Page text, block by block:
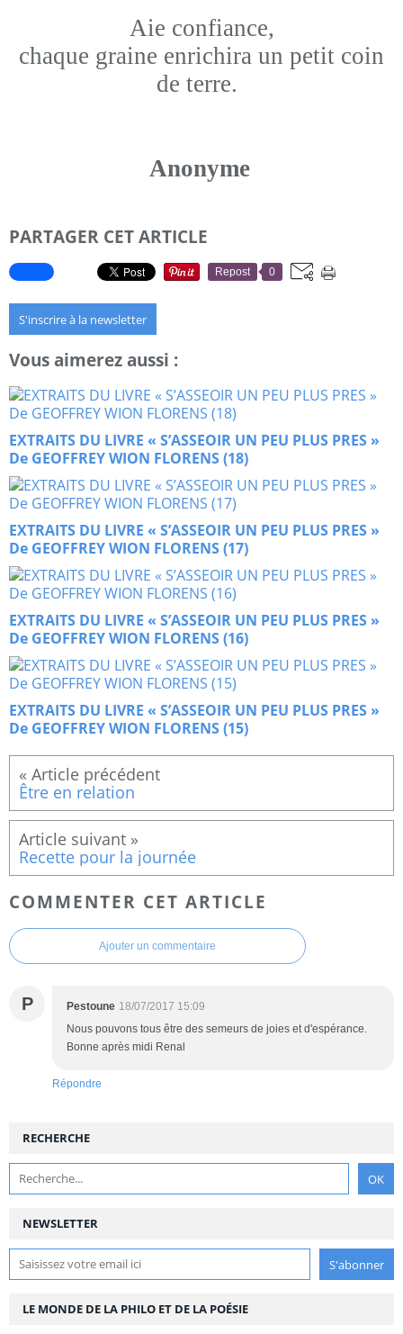
Aie confiance,
chaque graine enrichira un petit coin
de terre.
Anonyme
PARTAGER CET ARTICLE
Repost 0
S'inscrire à la newsletter
Vous aimerez aussi :
EXTRAITS DU LIVRE « S’ASSEOIR UN PEU PLUS PRES »
De GEOFFREY WION FLORENS (18)
EXTRAITS DU LIVRE « S’ASSEOIR UN PEU PLUS PRES »
De GEOFFREY WION FLORENS (17)
EXTRAITS DU LIVRE « S’ASSEOIR UN PEU PLUS PRES »
De GEOFFREY WION FLORENS (16)
EXTRAITS DU LIVRE « S’ASSEOIR UN PEU PLUS PRES »
De GEOFFREY WION FLORENS (15)
Être en relation
Recette pour la journée
COMMENTER CET ARTICLE
Ajouter un commentaire
P Pestoune 18/07/2017 15:09
Nous pouvons tous être des semeurs de joies et d'espérance.
Bonne après midi Renal
Répondre
NEWSLETTER
RECHERCHE
LE MONDE DE LA PHILO ET DE LA POÉSIE